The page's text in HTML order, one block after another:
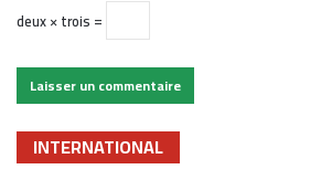
deux × trois =
INTERNATIONAL